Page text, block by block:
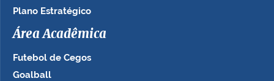
Plano Estratégico
Área Acadêmica
Futebol de Cegos
Goalball